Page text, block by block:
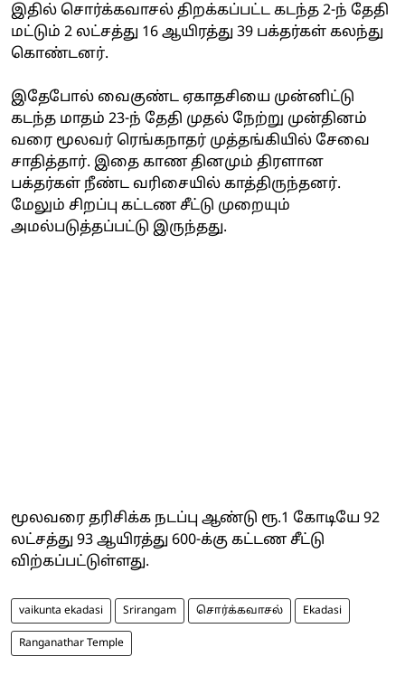
இதில் சொர்க்கவாசல் திறக்கப்பட்ட கடந்த 2-ந் தேதி
மட்டும் 2 லட்சத்து 16 ஆயிரத்து 39 பக்தர்கள் கலந்து
கொண்டனர்.
இதேபோல் வைகுண்ட ஏகாதசியை முன்னிட்டு
கடந்த மாதம் 23-ந் தேதி முதல் நேற்று முன்தினம்
வரை மூலவர் ரெங்கநாதர் முத்தங்கியில் சேவை
சாதித்தார். இதை காண தினமும் திரளான
பக்தர்கள் நீண்ட வரிசையில் காத்திருந்தனர்.
மேலும் சிறப்பு கட்டண சீட்டு முறையும்
அமல்படுத்தப்பட்டு இருந்தது.
மூலவரை தரிசிக்க நடப்பு ஆண்டு ரூ.1 கோடியே 92
லட்சத்து 93 ஆயிரத்து 600-க்கு கட்டண சீட்டு
விற்கப்பட்டுள்ளது.
vaikunta ekadasi Srirangam சொர்க்கவாசல் Ekadasi
Ranganathar Temple